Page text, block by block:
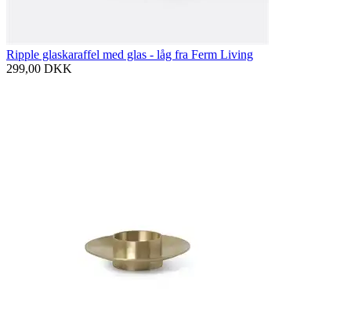
Ripple glaskaraffel med glas - låg fra Ferm Living
299,00 DKK